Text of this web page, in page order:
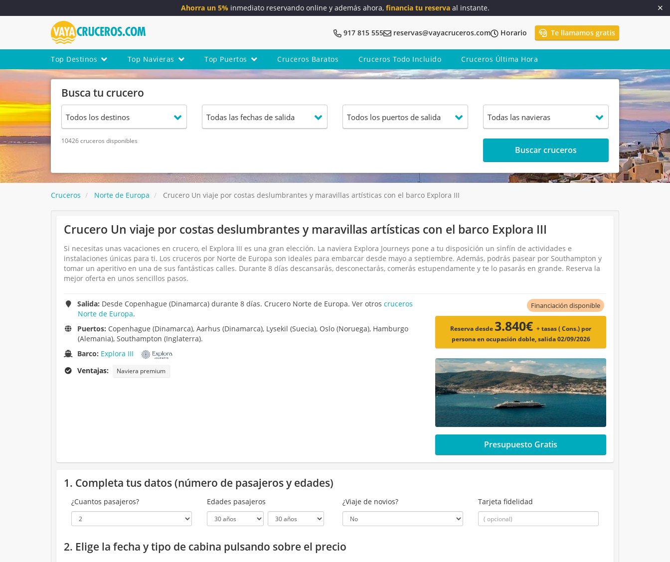
Ahorra un 5% inmediato reservando online y además ahora, financia tu reserva al instante.
917 815 555 reservas@vayacruceros.com Horario Te llamamos gratis
Top Destinos Top Navieras Top Puertos Cruceros Baratos Cruceros Todo Incluido Cruceros Última Hora
Busca tu crucero
10426 cruceros disponibles
Buscar cruceros
Cruceros Norte de Europa Crucero Un viaje por costas deslumbrantes y maravillas artísticas con el barco Explora III
Crucero Un viaje por costas deslumbrantes y maravillas artísticas con el barco Explora III
Si necesitas unas vacaciones en crucero, el Explora III es una gran elección. La naviera Explora Journeys pone a tu disposición un sinfín de actividades e
instalaciones únicas para ti. Los cruceros por Norte de Europa son ideales para embarcar desde mayo a septiembre. Además, podrás pasear por Southampton y
tomar un aperitivo en una de sus fantásticas calles. Durante 8 días descansarás, desconectarás, comerás estupendamente y te lo pasarás en grande. Reserva la
mejor oferta en unos sencillos pasos.
Salida: Desde Copenhague (Dinamarca) durante 8 días. Crucero Norte de Europa. Ver otroscruceros
Norte de Europa.
Puertos: Copenhague (Dinamarca), Aarhus (Dinamarca), Lysekil (Suecia), Oslo (Noruega), Hamburgo
(Alemania), Southampton (Inglaterra).
Barco: Explora III
Ventajas:
Naviera premium
Financiación disponible
Reserva desde 3.840€+ tasas ( Cons.) por
persona en ocupación doble, salida 02/09/2026
Presupuesto Gratis
1. Completa tus datos (número de pasajeros y edades)
¿Cuantos pasajeros? Edades pasajeros ¿Viaje de novios? Tarjeta fidelidad
2. Elige la fecha y tipo de cabina pulsando sobre el precio